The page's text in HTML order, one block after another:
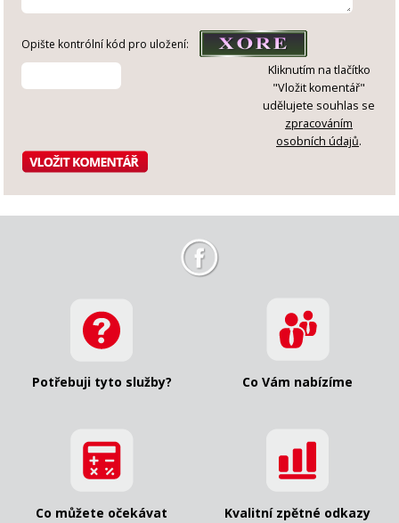
Opište kontrólní kód pro uložení:
Kliknutím na tlačítko
"Vložit komentář"
udělujete souhlas se
zpracováním
osobních údajů.
Potřebuji tyto služby? Co Vám nabízíme
Co můžete očekávat Kvalitní zpětné odkazy